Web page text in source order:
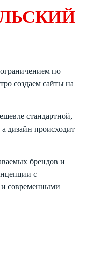
по
создаем сайты на
стандартной,
дизайн происходит
брендов и
с
и современными